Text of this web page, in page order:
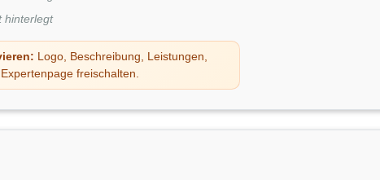
hinterlegt
Logo, Beschreibung, Leistungen,
freischalten.